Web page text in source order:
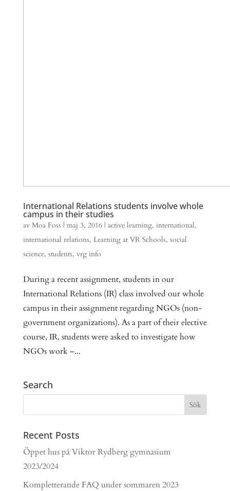
International Relations students involve whole
campus in their studies
av Moa Foss | maj 3, 2016| active learning, international,
international relations, Learning at VR Schools, social
science, students, vrg info
During a recent assignment, students in our
International Relations (IR) class involved our whole
campus in their assignment regarding NGOs (non-
government organizations). As a part of their elective
course, IR, students were asked to investigate how
NGOs work –...
Search
Recent Posts
Öppet hus på Viktor Rydberg gymnasium
2023/2024
Kompletterande FAQ under sommaren 2023